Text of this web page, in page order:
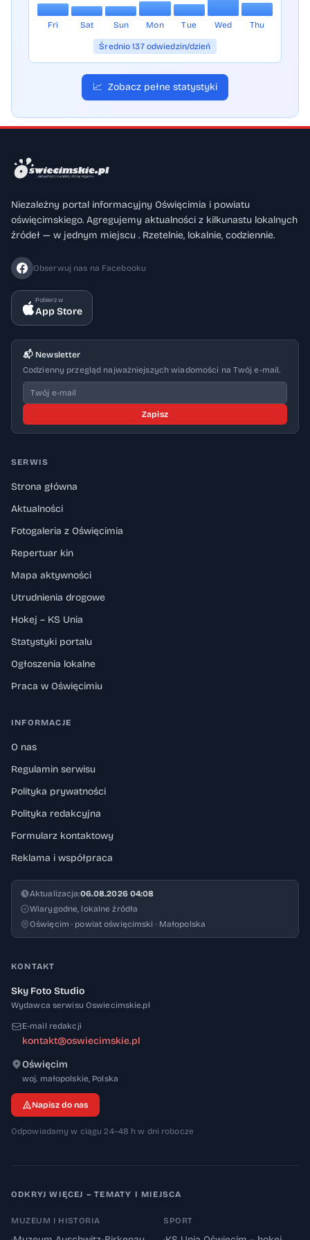
Fri Sat Sun Mon Tue Wed Thu
Średnio 137 odwiedzin/dzień
📈 Zobacz pełne statystyki
Niezależny portal informacyjny Oświęcimia i powiatu
oświęcimskiego. Agregujemy aktualności z kilkunastu lokalnych
źródeł — w jednym miejscu . Rzetelnie, lokalnie, codziennie.
Obserwuj nas na Facebooku
Pobierz w
App Store
📬 Newsletter
Codzienny przegląd najważniejszych wiadomości na Twój e-mail.
Zapisz
SERWIS
Strona główna
Aktualności
Fotogaleria z Oświęcimia
Repertuar kin
Mapa aktywności
Utrudnienia drogowe
Hokej – KS Unia
Statystyki portalu
Ogłoszenia lokalne
Praca w Oświęcimiu
INFORMACJE
O nas
Regulamin serwisu
Polityka prywatności
Polityka redakcyjna
Formularz kontaktowy
Reklama i współpraca
Aktualizacja:06.08.2026 04:08
Wiarygodne, lokalne źródła
Oświęcim · powiat oświęcimski · Małopolska
KONTAKT
Sky Foto Studio
Wydawca serwisu Oswiecimskie.pl
E-mail redakcji
kontakt@oswiecimskie.pl
Oświęcim
woj. małopolskie, 32-600
Polska
Napisz do nas
Odpowiadamy w ciągu 24–48 h w dni robocze
ODKRYJ WIĘCEJ – TEMATY I MIEJSCA
MUZEUM I HISTORIA SPORT